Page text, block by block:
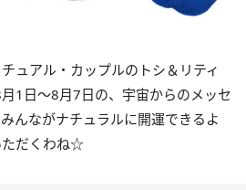
ュアル・カップルのトシ＆リティ
日〜8月7日の、宇宙からのメッセ
んながナチュラルに開運できるよ
ただくわね☆